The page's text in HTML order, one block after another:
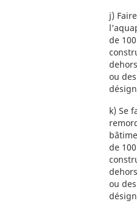
j)
de
ou
k) Se
de
ou